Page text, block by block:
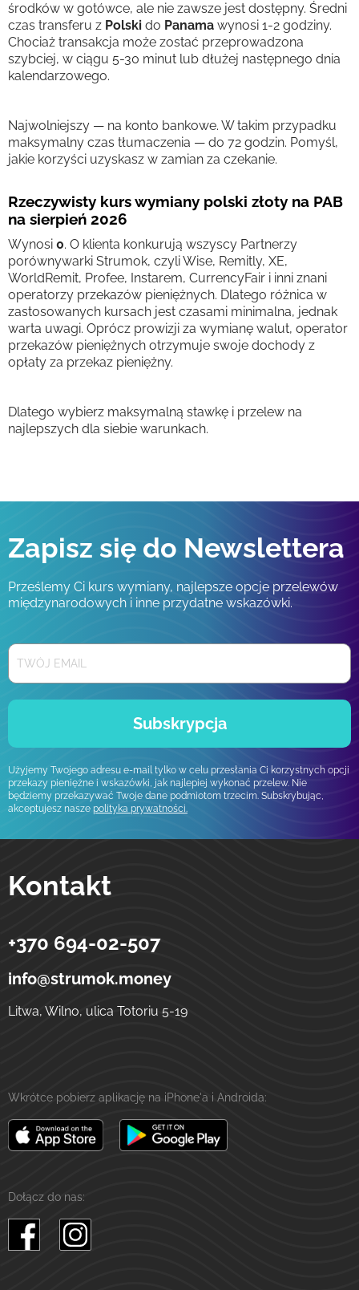
środków w gotówce, ale nie zawsze jest dostępny. Średni
czas transferu z Polski do Panama wynosi 1-2 godziny.
Chociaż transakcja może zostać przeprowadzona
szybciej, w ciągu 5-30 minut lub dłużej następnego dnia
kalendarzowego.
Najwolniejszy — na konto bankowe. W takim przypadku
maksymalny czas tłumaczenia — do 72 godzin. Pomyśl,
jakie korzyści uzyskasz w zamian za czekanie.
Rzeczywisty kurs wymiany polski złoty na PAB
na sierpień 2026
Wynosi 0. O klienta konkurują wszyscy Partnerzy
porównywarki Strumok, czyli Wise, Remitly, XE,
WorldRemit, Profee, Instarem, CurrencyFair i inni znani
operatorzy przekazów pieniężnych. Dlatego różnica w
zastosowanych kursach jest czasami minimalna, jednak
warta uwagi. Oprócz prowizji za wymianę walut, operator
przekazów pieniężnych otrzymuje swoje dochody z
opłaty za przekaz pieniężny.
Dlatego wybierz maksymalną stawkę i przelew na
najlepszych dla siebie warunkach.
Zapisz się do Newslettera
Prześlemy Ci kurs wymiany, najlepsze opcje przelewów
międzynarodowych i inne przydatne wskazówki.
Subskrypcja
Użyjemy Twojego adresu e-mail tylko w celu przesłania Ci korzystnych opcji
przekazy pieniężne i wskazówki, jak najlepiej wykonać przelew. Nie
będziemy przekazywać Twoje dane podmiotom trzecim. Subskrybując,
akceptujesz nasze polityka prywatności.
Kontakt
Strumok
Przelewy na Ukrainę
ulica Totoriu, 5-19
+370 694-02-507
info@strumok.money
Litwa, Wilno, ulica Totoriu 5-19
Wkrótce pobierz aplikację na iPhone'a i Androida:
Dołącz do nas: